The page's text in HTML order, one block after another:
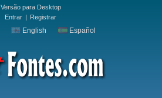
Versão para Desktop
Entrar | Registrar
English Español